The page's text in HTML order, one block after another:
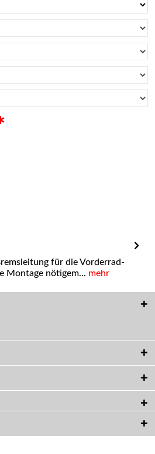
für die Vorderrad-
Montage nötigem... mehr